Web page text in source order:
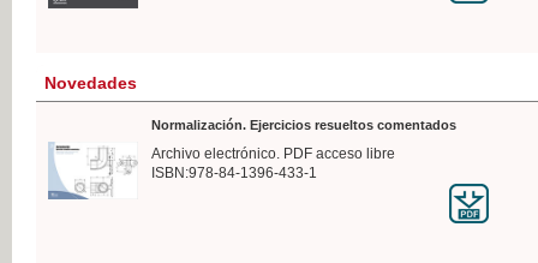
Novedades
Normalización. Ejercicios resueltos comentados
Archivo electrónico. PDF acceso libre
ISBN:978-84-1396-433-1